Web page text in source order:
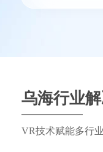
乌海行业
VR技术赋能多行